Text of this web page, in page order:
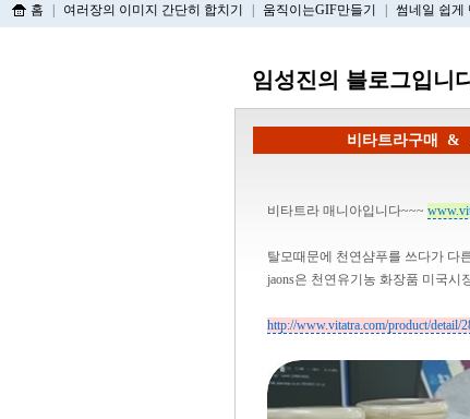
홈 여러장의 이미지 간단히 합치기 움직이는GIF만들기 썸네일 쉽게
임성진의 블로그입니
비타트라구매 &
비타트라 매니아입니다~~~
탈모때문에 천연샴푸를 쓰다가 다
jaons은 천연유기농 화장품 미국시
http://www.vitatra.com/product/detail/